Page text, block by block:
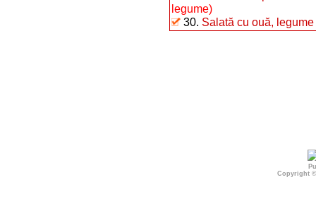
legume)
30. Salată cu ouă,
Copyright